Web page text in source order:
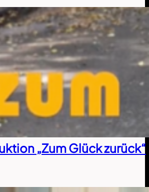
„Zum Glück zurück“